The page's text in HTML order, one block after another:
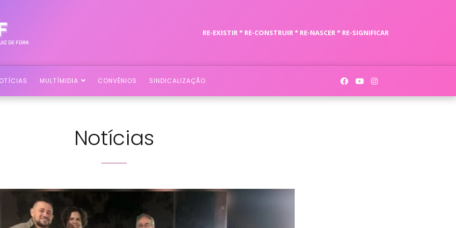
RE-EXISTIR * RE-CONSTRUIR * RE-NASCER * RE-SIGNIFICAR
MULTÍMIDIA CONVÊNIOS SINDICALIZAÇÃO
Notícias